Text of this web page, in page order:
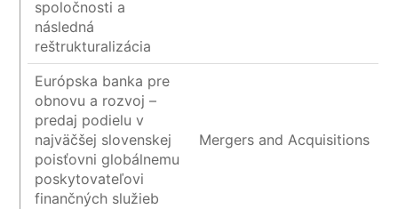
spoločnosti a
následná
reštrukturalizácia
Európska banka pre
obnovu a rozvoj –
predaj podielu v
najväčšej slovenskej
poisťovni globálnemu
poskytovateľovi
finančných služieb
Mergers and Acquisitions